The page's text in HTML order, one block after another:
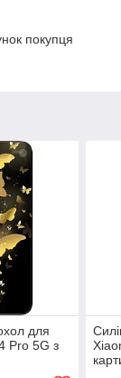
покупця
для
Pro 5G з